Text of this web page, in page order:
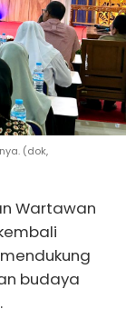
(dok,
Wartawan
budaya